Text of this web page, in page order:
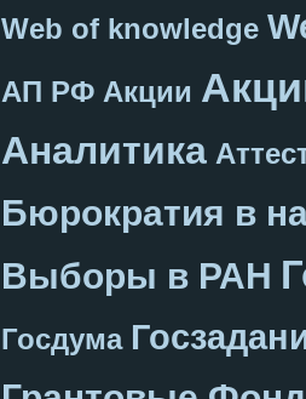
Web of knowledge
АП РФ Акции
Аналитика
Бюрократия в
Выборы в РАН
Госдума